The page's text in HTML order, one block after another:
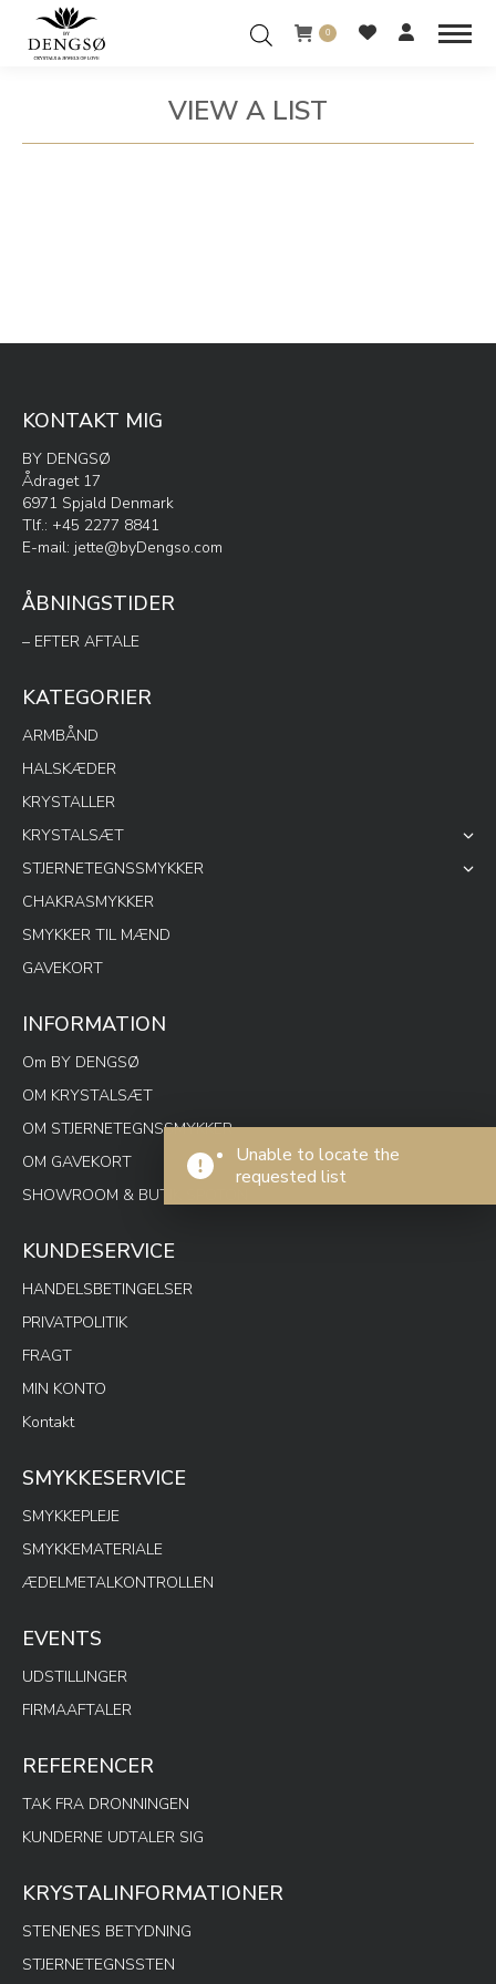
0
VIEW A LIST
You are here:
Unable to locate the
requested list
KONTAKT MIG
BY DENGSØ
Ådraget 17
6971 Spjald Denmark
Tlf.: +45 2277 8841
E-mail: jette@byDengso.com
ÅBNINGSTIDER
– EFTER AFTALE
KATEGORIER
ARMBÅND
HALSKÆDER
KRYSTALLER
KRYSTALSÆT
STJERNETEGNSSMYKKER
CHAKRASMYKKER
SMYKKER TIL MÆND
GAVEKORT
INFORMATION
Om BY DENGSØ
OM KRYSTALSÆT
OM STJERNETEGNSSMYKKER
OM GAVEKORT
SHOWROOM & BUTIK SPOTON
KUNDESERVICE
HANDELSBETINGELSER
PRIVATPOLITIK
FRAGT
MIN KONTO
Kontakt
SMYKKESERVICE
SMYKKEPLEJE
SMYKKEMATERIALE
ÆDELMETALKONTROLLEN
EVENTS
UDSTILLINGER
FIRMAAFTALER
REFERENCER
TAK FRA DRONNINGEN
KUNDERNE UDTALER SIG
KRYSTALINFORMATIONER
STENENES BETYDNING
STJERNETEGNSSTEN